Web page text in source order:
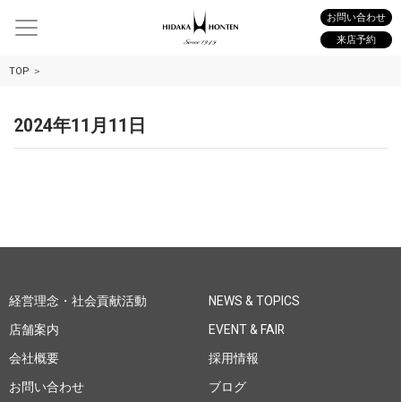
お問い合わせ
来店予約
TOP
2024年11月11日
経営理念・社会貢献活動
店舗案内
会社概要
お問い合わせ
NEWS & TOPICS
EVENT & FAIR
採用情報
ブログ